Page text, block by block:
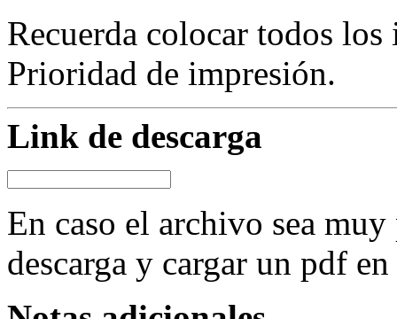
Recuerda colocar todos
Prioridad de impresión.
Link de descarga
En caso el archivo sea
descarga y cargar un pdf